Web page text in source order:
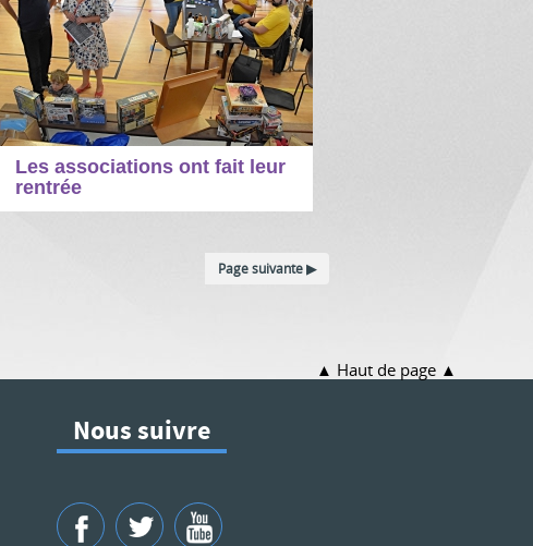
Les associations ont fait leur
rentrée
Page suivante
Haut de page
Nous suivre